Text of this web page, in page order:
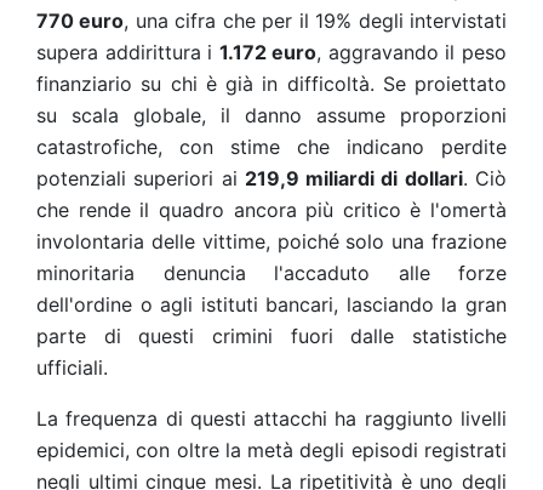
770 euro, una cifra che per il 19% degli intervistati
supera addirittura i 1.172 euro, aggravando il peso
finanziario su chi è già in difficoltà. Se proiettato
su scala globale, il danno assume proporzioni
catastrofiche, con stime che indicano perdite
potenziali superiori ai 219,9 miliardi di dollari. Ciò
che rende il quadro ancora più critico è l'omertà
involontaria delle vittime, poiché solo una frazione
minoritaria denuncia l'accaduto alle forze
dell'ordine o agli istituti bancari, lasciando la gran
parte di questi crimini fuori dalle statistiche
ufficiali.
La frequenza di questi attacchi ha raggiunto livelli
epidemici, con oltre la metà degli episodi registrati
negli ultimi cinque mesi. La ripetitività è uno degli